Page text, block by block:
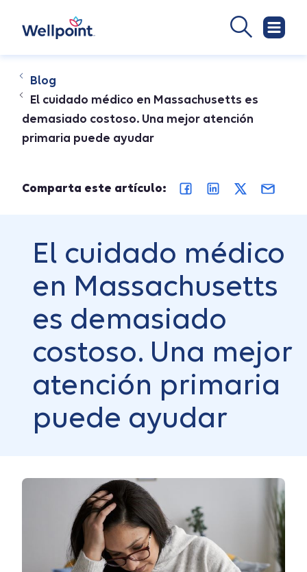
Blog
El cuidado médico en Massachusetts es
demasiado costoso. Una mejor atención
primaria puede ayudar
Comparta este artículo:
El cuidado médico
en Massachusetts
es demasiado
costoso. Una mejor
atención primaria
puede ayudar